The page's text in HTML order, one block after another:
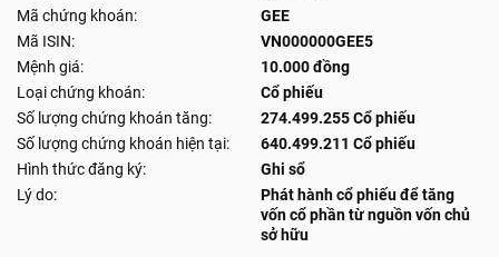
Mã chứng khoán:
GEE
Mã ISIN:
VN000000GEE5
Mệnh giá:
10.000 đồng
Loại chứng khoán:
Cổ phiếu
Số lượng chứng khoán tăng:
274.499.255 Cổ phiếu
Số lượng chứng khoán hiện tại:
640.499.211 Cổ phiếu
Hình thức đăng ký:
Ghi sổ
Lý do:
Phát hành cổ phiếu để tăng
vốn cổ phần từ nguồn vốn chủ
sở hữu